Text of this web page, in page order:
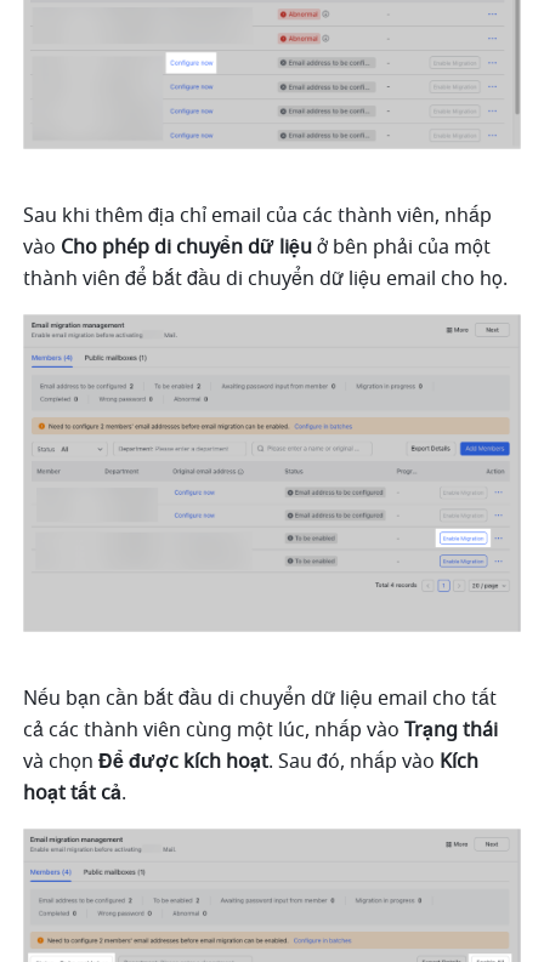
Sau khi thêm địa chỉ email của các thành viên, nhấp
vào Cho phép di chuyển dữ liệu ở bên phải của một
thành viên để bắt đầu di chuyển dữ liệu email cho họ.
Nếu bạn cần bắt đầu di chuyển dữ liệu email cho tất
cả các thành viên cùng một lúc, nhấp vào Trạng thái
và chọn Để được kích hoạt. Sau đó, nhấp vào Kích
hoạt tất cả.